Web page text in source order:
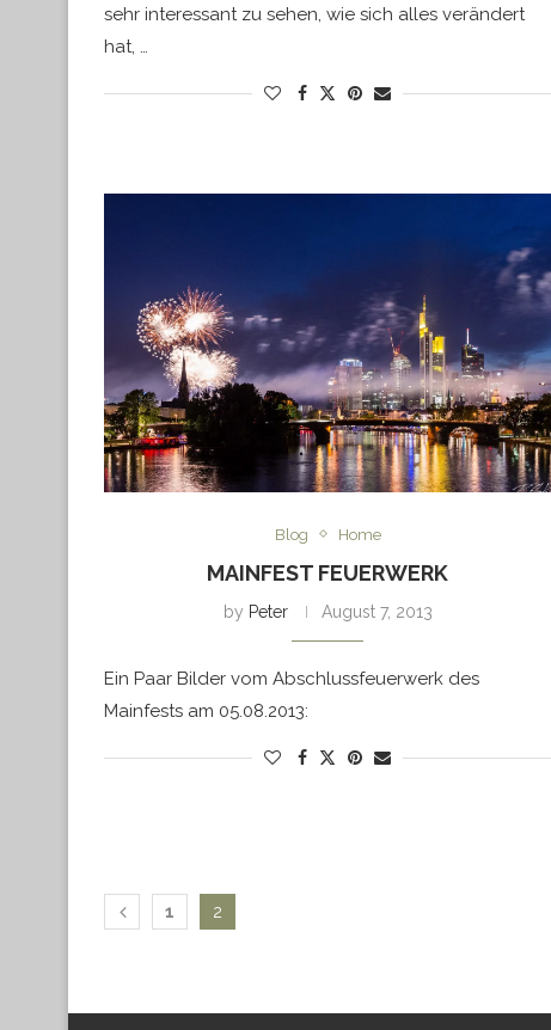
sehr interessant zu sehen, wie sich alles verändert
hat, …
Blog Home
MAINFEST FEUERWERK
by Peter August 7, 2013
Ein Paar Bilder vom Abschlussfeuerwerk des
Mainfests am 05.08.2013:
1 2